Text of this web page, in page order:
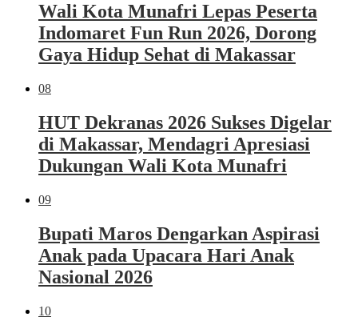
Wali Kota Munafri Lepas Peserta
Indomaret Fun Run 2026, Dorong
Gaya Hidup Sehat di Makassar
08
HUT Dekranas 2026 Sukses Digelar
di Makassar, Mendagri Apresiasi
Dukungan Wali Kota Munafri
09
Bupati Maros Dengarkan Aspirasi
Anak pada Upacara Hari Anak
Nasional 2026
10